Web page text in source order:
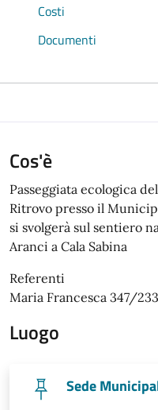
Costi
Documenti
Cos'è
Passeggiata ecologica
Ritrovo presso il
si svolgerà sul sentiero
Aranci a Cala Sabina
Referenti
Maria Francesca 347/
Luogo
Sede